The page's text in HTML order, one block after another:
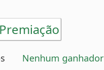
Premiação
Nenhum ganhador